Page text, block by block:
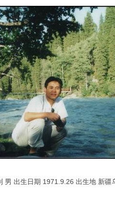
男 出生日期 1971.9.26 出生地 新疆